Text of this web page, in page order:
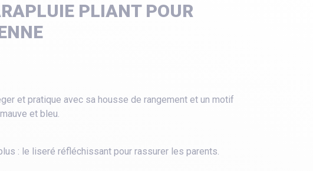
PLIANT POUR
et pratique avec sa housse de rangement et un motif
et bleu.
: le liseré réfléchissant pour rassurer les parents.